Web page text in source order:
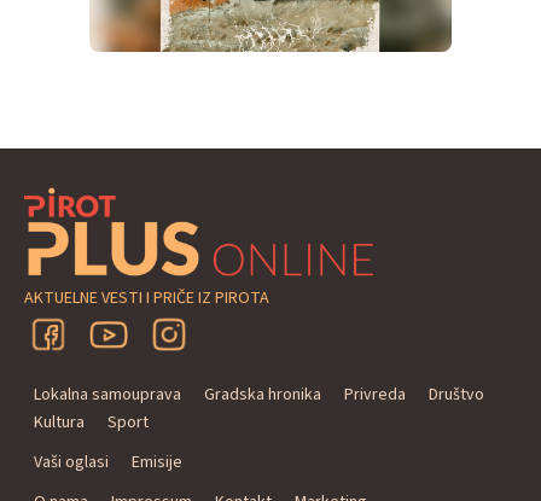
AKTUELNE VESTI I PRIČE IZ PIROTA
Lokalna samouprava Gradska hronika Privreda
Društvo
Kultura
Sport
Vaši oglasi
Emisije